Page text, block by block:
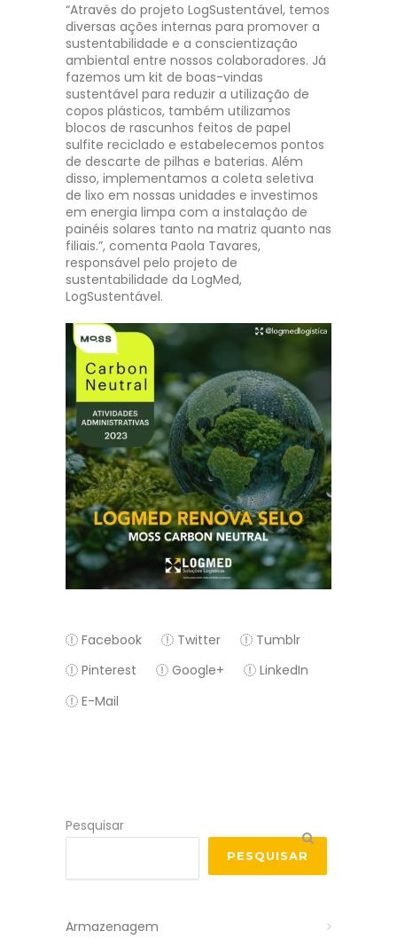
“Através do projeto LogSustentável, temos
diversas ações internas para promover a
sustentabilidade e a conscientização
ambiental entre nossos colaboradores. Já
fazemos um kit de boas-vindas
sustentável para reduzir a utilização de
copos plásticos, também utilizamos
blocos de rascunhos feitos de papel
sulfite reciclado e estabelecemos pontos
de descarte de pilhas e baterias. Além
disso, implementamos a coleta seletiva
de lixo em nossas unidades e investimos
em energia limpa com a instalação de
painéis solares tanto na matriz quanto nas
filiais.”, comenta Paola Tavares,
responsável pelo projeto de
sustentabilidade da LogMed,
LogSustentável.
Facebook Twitter
Tumblr
Pinterest
Google+
LinkedIn
E-Mail
Pesquisar
PESQUISAR
Armazenagem